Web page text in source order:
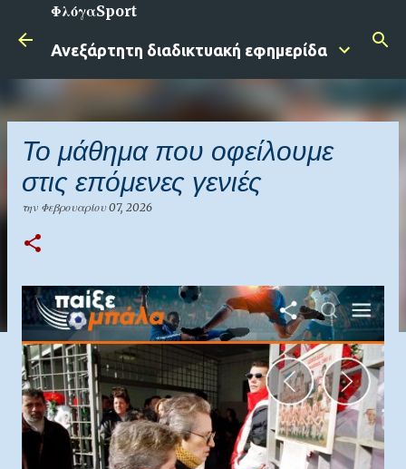
Μετάβαση στο κύριο περιεχόμενο
ΦλόγαSport
Ανεξάρτητη διαδικτυακή εφημερίδα
Το μάθημα που οφείλουμε
στις επόμενες γενιές
την Φεβρουαρίου 07, 2026